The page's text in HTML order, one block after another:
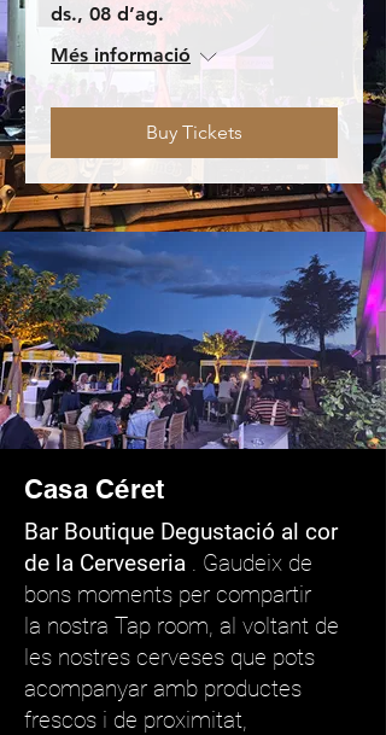
ds., 08 d’ag.
Més informació
Buy Tickets
Casa Céret
Bar Boutique Degustació al cor
de la Cerveseria . Gaudeix de
bons moments per compartir
la nostra Tap room, al voltant de
les nostres cerveses que pots
acompanyar amb productes
frescos i de proximitat,